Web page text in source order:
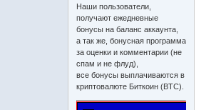
Наши пользователи,
получают ежедневные
бонусы на баланс аккаунта,
а так же, бонусная программа
за оценки и комментарии (не
спам и не флуд),
все бонусы выплачиваются в
криптовалюте Биткоин (BTC).